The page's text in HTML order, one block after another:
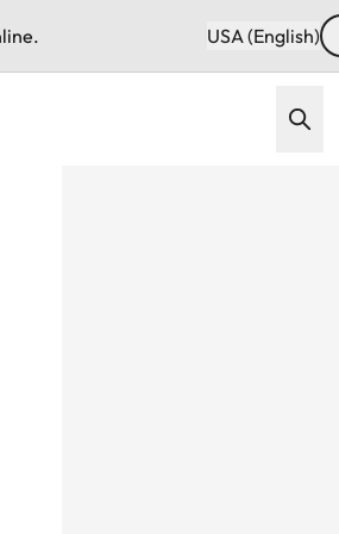
USA (English)